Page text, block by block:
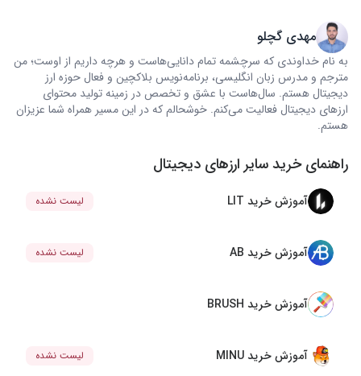
مهدی گچلو
به نام خداوندی که سرچشمه تمام دانایی‌هاست و هرچه داریم از اوست؛ من
مترجم و مدرس زبان انگلیسی، برنامه‌نویس بلاکچین و فعال حوزه ارز
دیجیتال هستم. سال‌هاست با عشق و تخصص در زمینه تولید محتوای
ارزهای دیجیتال فعالیت می‌کنم. خوشحالم که در این مسیر همراه شما عزیزان
هستم.
راهنمای خرید سایر ارزهای دیجیتال
آموزش خرید LIT لیست نشده
آموزش خرید AB لیست نشده
آموزش خرید BRUSH
آموزش خرید MINU لیست نشده